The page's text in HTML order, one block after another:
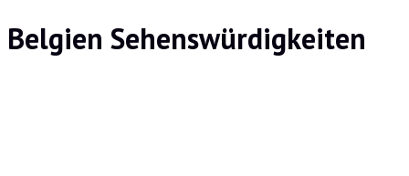
Belgien Sehenswürdigkeiten